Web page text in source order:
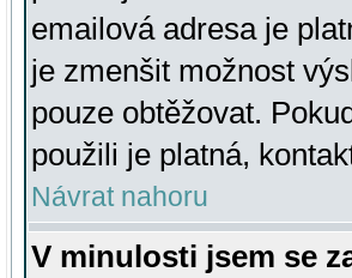
emailová adresa je
je zmenšit možnost
pouze obtěžovat.
použili je platná,
Návrat nahoru
V minulosti jsem se